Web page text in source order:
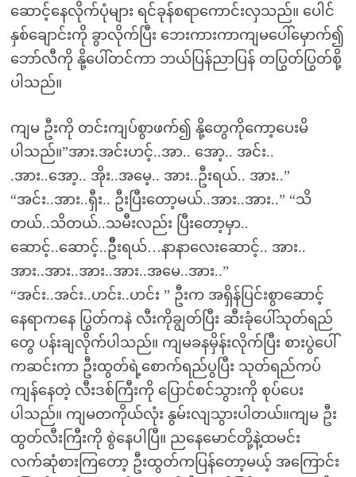
ဆောင့်နေလိုက်ပုံများ ရင်ခုန်စရာကောင်းလှသည်။ ပေါင်
နှစ်ချောင်းကို ခွာလိုက်ပြီး ဘေးကားကာကျမပေါ်မှောက်၍
ဘော်လီကို နို့ပေါ်တင်ကာ ဘယ်ပြန်ညာပြန် တပြွတ်ပြွတ်စို့
ပါသည်။
ကျမ ဦးကို တင်းကျပ်စွာဖက်၍ နို့တွေကိုကော့ပေးမိ
ပါသည်။”အား.အင်းဟင့်..အာ.. အော့.. အင်း..
.အား..အော့.. အိုး..အမေ့.. အား..ဦးရယ်.. အား..”
“အင်း..အား..ရှီး.. ဦးပြီးတော့မယ်..အား..အား..” “သိ
တယ်..သိတယ်..သမီးလည်း ပြီးတော့မှာ..
ဆောင့်..ဆောင့်..ဦိးရယ်…နာနာလေးဆောင့်.. အား..
အား..အား..အား..အား..အမေ..အား..”
“အင်း..အင်း..ဟင်း..ဟင်း ” ဦးက အရှိန်ပြင်းစွာဆောင့်
နေရာကနေ ပြွတ်ကနဲ လီးကိုချွတ်ပြီး ဆီးခုံပေါ်သုတ်ရည်
တွေ ပန်းချလိုက်ပါသည်။ ကျမခနမှိန်းလိုက်ပြီး စားပွဲပေါ်
ကဆင်းကာ ဦးထွတ်ရဲ့စောက်ရည်ပွပြီး သုတ်ရည်ကပ်
ကျန်နေတဲ့ လီးဒစ်ကြီးကို ပြောင်စင်သွားကို စုပ်ပေး
ပါသည်။ ကျမတကိုယ်လုံး နွမ်းလျသွားပါတယ်။ကျမ ဦး
ထွတ်လီးကြီးကို စွဲနေပါပြီ။ ညနေမောင်တို့နဲ့ထမင်း
လက်ဆုံစားကြတော့ ဦးထွတ်ကပြန်တော့မယ့် အကြောင်း